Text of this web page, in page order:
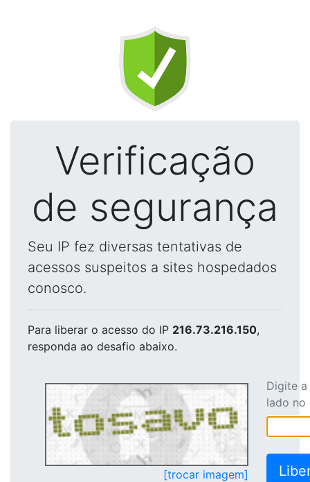
Verificação
de segurança
Seu IP fez diversas tentativas de
acessos suspeitos a sites hospedados
conosco.
Para liberar o acesso do IP 216.73.216.150,
responda ao desafio abaixo.
[trocar imagem]
Digite
lado no